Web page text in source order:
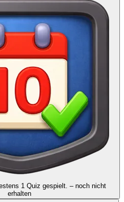
1 Quiz gespielt. – noch nicht
erhalten